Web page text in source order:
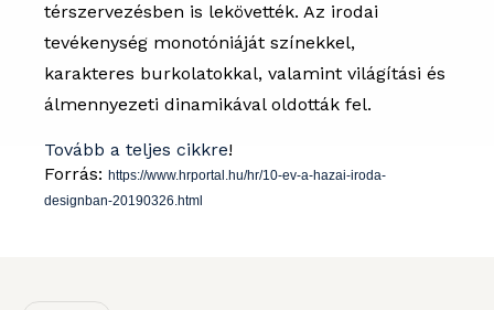
térszervezésben is lekövették. Az irodai
tevékenység monotóniáját színekkel,
karakteres burkolatokkal, valamint világítási és
álmennyezeti dinamikával oldották fel.
Tovább a teljes cikkre!
Forrás: https://www.hrportal.hu/hr/10-ev-a-hazai-iroda-
designban-20190326.html